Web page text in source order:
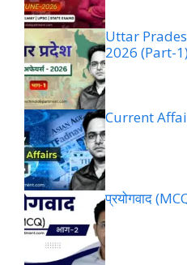
Uttar
2026 (Part-
Current
प्रयोगवाद